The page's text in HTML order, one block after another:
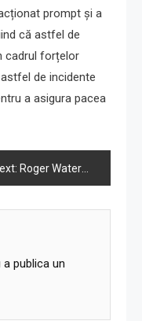
prompt și a
că astfel de
cadrul forțelor
de incidente
a asigura pacea
Roger Waters: Nu nega atrocitățile Hamas din 7 octombrie
a publica un